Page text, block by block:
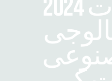
انتخابات 2024